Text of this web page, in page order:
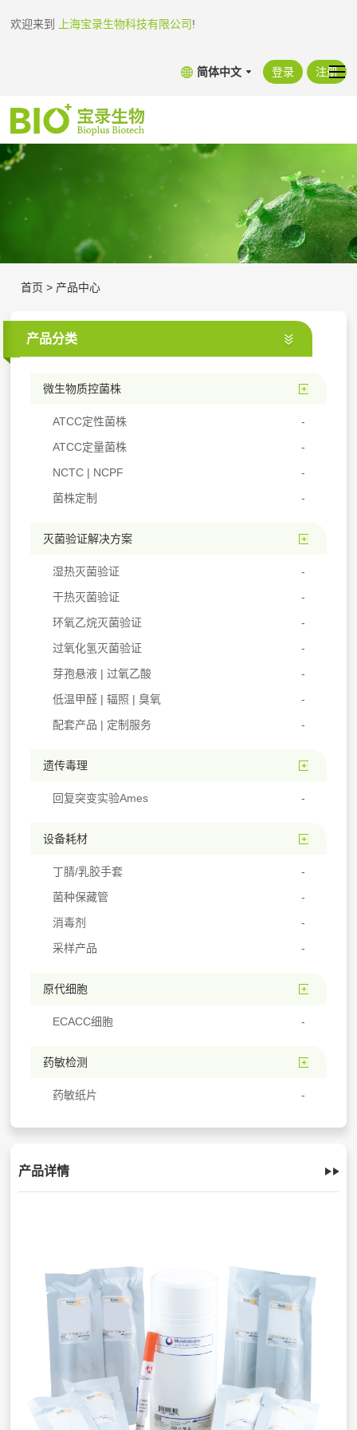
欢迎来到 上海宝录生物科技有限公司!
简体中文 登录 注册
首页 > 产品中心
产品分类
微生物质控菌株
ATCC定性菌株
ATCC定量菌株
NCTC | NCPF
菌株定制
灭菌验证解决方案
湿热灭菌验证
干热灭菌验证
环氧乙烷灭菌验证
过氧化氢灭菌验证
芽孢悬液 | 过氧乙酸
低温甲醛 | 辐照 | 臭氧
配套产品 | 定制服务
遗传毒理
回复突变实验Ames
设备耗材
丁腈/乳胶手套
菌种保藏管
消毒剂
采样产品
原代细胞
ECACC细胞
药敏检测
药敏纸片
产品详情